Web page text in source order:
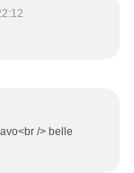
/> belle